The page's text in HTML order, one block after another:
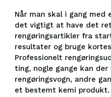
Når man skal i gang med
det vigtigt at have det
rengøringsartikler fra
resultater og bruge
Professionelt
ting, nogle gange kan
rengøringsvogn, andre
et bestemt kemi produkt.